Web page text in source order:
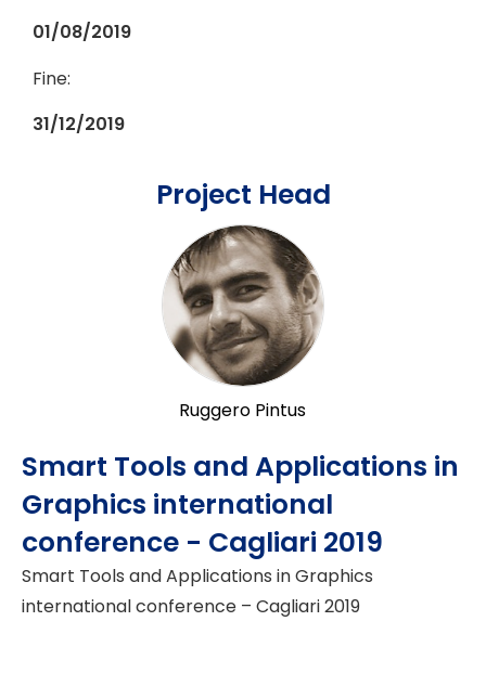
01/08/2019
Fine:
31/12/2019
Project Head
Ruggero Pintus
Smart Tools and Applications in
Graphics international
conference - Cagliari 2019
Smart Tools and Applications in Graphics
international conference – Cagliari 2019